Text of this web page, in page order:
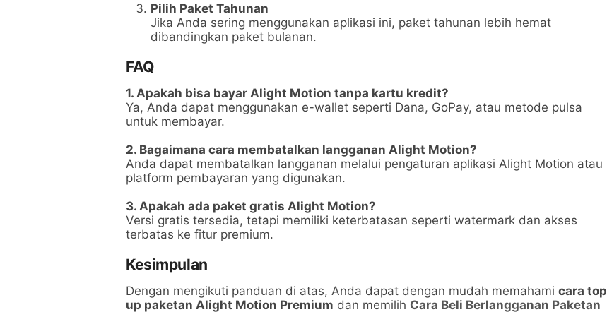
Pilih Paket Tahunan
Jika Anda sering menggunakan aplikasi ini, paket tahunan lebih hemat
dibandingkan paket bulanan.
FAQ
1. Apakah bisa bayar Alight Motion tanpa kartu kredit?
Ya, Anda dapat menggunakan e-wallet seperti Dana, GoPay, atau metode pulsa
untuk membayar.
2. Bagaimana cara membatalkan langganan Alight Motion?
Anda dapat membatalkan langganan melalui pengaturan aplikasi Alight Motion atau
platform pembayaran yang digunakan.
3. Apakah ada paket gratis Alight Motion?
Versi gratis tersedia, tetapi memiliki keterbatasan seperti watermark dan akses
terbatas ke fitur premium.
Kesimpulan
Dengan mengikuti panduan di atas, Anda dapat dengan mudah memahami cara top
up paketan Alight Motion Premium dan memilih Cara Beli Berlangganan Paketan